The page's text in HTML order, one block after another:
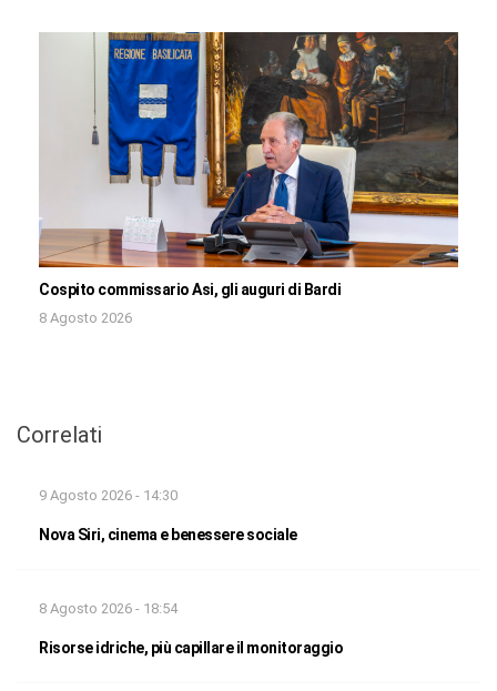
Cospito commissario Asi, gli auguri di Bardi
8 Agosto 2026
Correlati
9 Agosto 2026 - 14:30
Nova Siri, cinema e benessere sociale
8 Agosto 2026 - 18:54
Risorse idriche, più capillare il monitoraggio